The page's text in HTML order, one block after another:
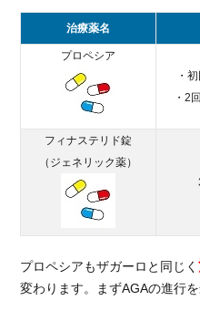
専門
較
6.1.
治療
費で
比較
治療
内容
治療薬名
プロペシア
・
・2
フィナステリド錠
（ジェネリック薬）
プロペシアもザガーロと同じく
変わります。まずAGAの進行